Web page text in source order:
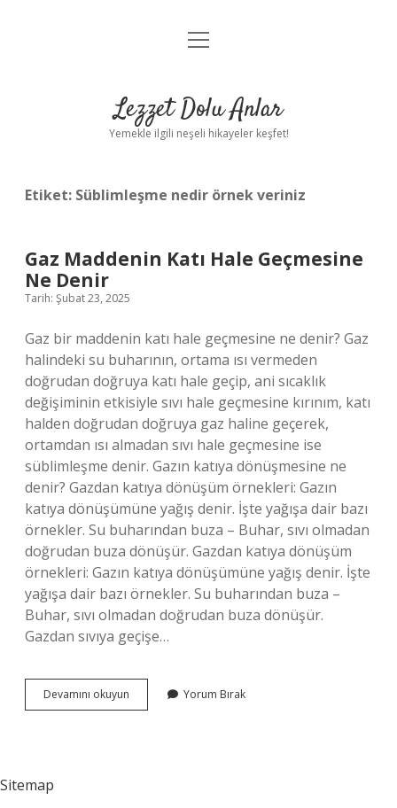
Anasayfa
Yasal Uyarı
menüyü
Lezzet Dolu Anlar
Yemekle ilgili neşeli hikayeler keşfet!
Etiket: Süblimleşme nedir örnek veriniz
Gaz Maddenin Katı Hale Geçmesine
Ne Denir
Tarih: Şubat 23, 2025
Gaz bir maddenin katı hale geçmesine ne denir? Gaz
halindeki su buharının, ortama ısı vermeden
doğrudan doğruya katı hale geçip, ani sıcaklık
değişiminin etkisiyle sıvı hale geçmesine kırınım, katı
halden doğrudan doğruya gaz haline geçerek,
ortamdan ısı almadan sıvı hale geçmesine ise
süblimleşme denir. Gazın katıya dönüşmesine ne
denir? Gazdan katıya dönüşüm örnekleri: Gazın
katıya dönüşümüne yağış denir. İşte yağışa dair bazı
örnekler. Su buharından buza – Buhar, sıvı olmadan
doğrudan buza dönüşür. Gazdan katıya dönüşüm
örnekleri: Gazın katıya dönüşümüne yağış denir. İşte
yağışa dair bazı örnekler. Su buharından buza –
Buhar, sıvı olmadan doğrudan buza dönüşür.
Gazdan sıvıya geçişe…
Devamını okuyun
Maddenin
Yorum Bırak
Sitemap